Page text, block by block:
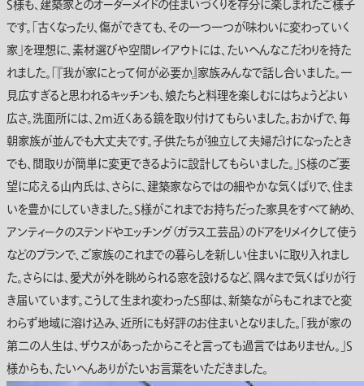
S様も、建築家とのオーダーメイドの住まいづくりを存分に楽しまれたご様子
です。「古くなったり、傷ができても、その一つ一つが味わいに変わっていく
家」を理想に、素材選びや空間レイアウトには、たいへんなこだわりを持た
れました。「『我が家にとって何が必要か』家族みんなで話し合いました。一
見広すぎると思われるキッチンも、娘たちと料理を楽しむにはちょうどよい
広さ。洗面所には、2m近くある鏡を取り付けてもらいました。おかげで、毎
朝家族が並んでも大丈夫です。子供たちが独立して夫婦だけになったとき
でも、間取りが簡単に変更できるように設計してもらいました。」S様のご要
望に応える山内氏は、さらに、建築家ならではの細やかな気くばりで、住ま
いを豊かにしていきました。S様がこれまでお持ちだった家具をすべて納め、
アンティークのステンドやエッチング（ガラス工芸品）のドアをリメイクして使う
などのプランで、ご家族のこれまでの暮らしを新しい住まいに取り入れまし
た。さらには、愛犬が外を眺められる窓を設けるなど、隅々まで気くばりが行
き届いています。こうして生まれ変わったS邸は、新築ながらもこれまでと変
わらず地域に溶け込み、近所にも好評のお住まいとなりました。「我が家の
第二の人生は、ザウスがあったからこそと言っても過言ではありません。」S
様からも、たいへんありがたいお言葉をいただきました。